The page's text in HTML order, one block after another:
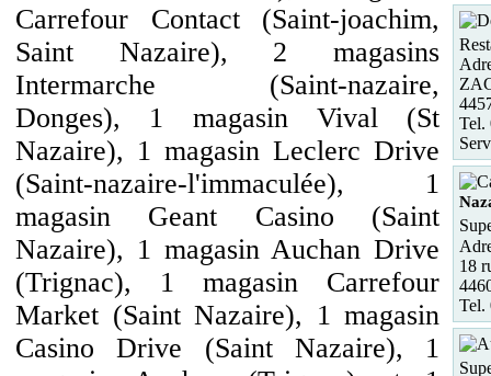
Carrefour Contact (Saint-joachim,
Saint Nazaire), 2 magasins
Intermarche (Saint-nazaire,
Donges), 1 magasin Vival (St
Nazaire), 1 magasin Leclerc Drive
(Saint-nazaire-l'immaculée), 1
magasin Geant Casino (Saint
Nazaire), 1 magasin Auchan Drive
(Trignac), 1 magasin Carrefour
Market (Saint Nazaire), 1 magasin
Casino Drive (Saint Nazaire), 1
Tel.
18
Tel.